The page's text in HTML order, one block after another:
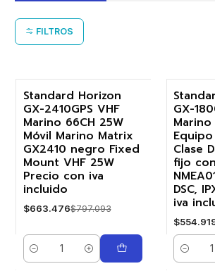
FILTROS
-17%
Standard Horizon
GX-2410GPS VHF
Marino 66CH 25W
Móvil Marino Matrix
GX2410 negro Fixed
Mount VHF 25W
Precio con iva
incluido
$663.476$797.093
Cantidad
-17%
GX-
Marino
Clase
fijo
DSC,
iva
Cantidad